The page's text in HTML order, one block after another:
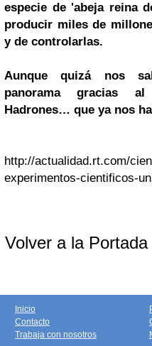
especie de 'abeja reina
producir miles de
y de controlarlas.
Aunque quizá nos
panorama gracias
Hadrones… que ya nos
http://actualidad.rt.com/
experimentos-cientificos-
Volver a la Portada
Inicio
Contacto
Trabaja con nosotros